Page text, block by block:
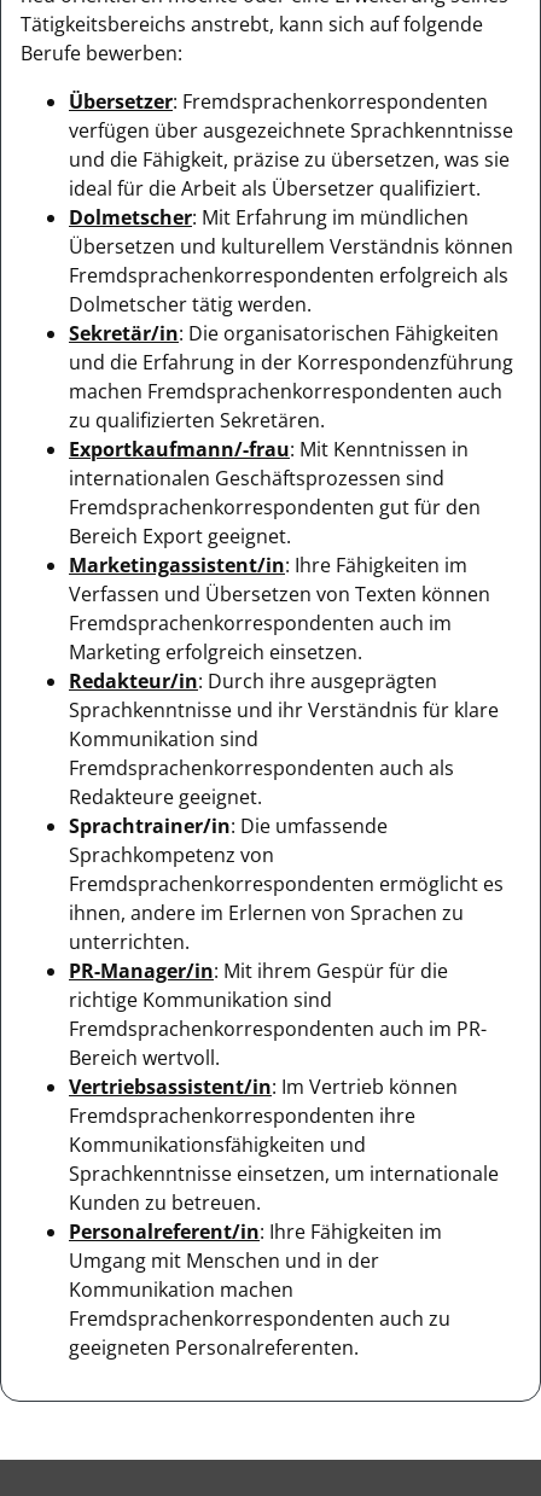
Tätigkeitsbereichs anstrebt, kann sich auf folgende
Berufe bewerben:
Übersetzer: Fremdsprachenkorrespondenten
verfügen über ausgezeichnete Sprachkenntnisse
und die Fähigkeit, präzise zu übersetzen, was sie
ideal für die Arbeit als Übersetzer qualifiziert.
Dolmetscher: Mit Erfahrung im mündlichen
Übersetzen und kulturellem Verständnis können
Fremdsprachenkorrespondenten erfolgreich als
Dolmetscher tätig werden.
Sekretär/in: Die organisatorischen Fähigkeiten
und die Erfahrung in der Korrespondenzführung
machen Fremdsprachenkorrespondenten auch
zu qualifizierten Sekretären.
Exportkaufmann/-frau: Mit Kenntnissen in
internationalen Geschäftsprozessen sind
Fremdsprachenkorrespondenten gut für den
Bereich Export geeignet.
Marketingassistent/in: Ihre Fähigkeiten im
Verfassen und Übersetzen von Texten können
Fremdsprachenkorrespondenten auch im
Marketing erfolgreich einsetzen.
Redakteur/in: Durch ihre ausgeprägten
Sprachkenntnisse und ihr Verständnis für klare
Kommunikation sind
Fremdsprachenkorrespondenten auch als
Redakteure geeignet.
Sprachtrainer/in: Die umfassende
Sprachkompetenz von
Fremdsprachenkorrespondenten ermöglicht es
ihnen, andere im Erlernen von Sprachen zu
unterrichten.
PR-Manager/in: Mit ihrem Gespür für die
richtige Kommunikation sind
Fremdsprachenkorrespondenten auch im PR-
Bereich wertvoll.
Vertriebsassistent/in: Im Vertrieb können
Fremdsprachenkorrespondenten ihre
Kommunikationsfähigkeiten und
Sprachkenntnisse einsetzen, um internationale
Kunden zu betreuen.
Personalreferent/in: Ihre Fähigkeiten im
Umgang mit Menschen und in der
Kommunikation machen
Fremdsprachenkorrespondenten auch zu
geeigneten Personalreferenten.